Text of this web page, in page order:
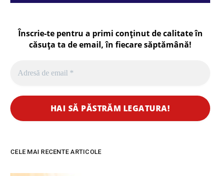
Înscrie-te pentru a primi conținut de calitate în
căsuța ta de email, în fiecaresăptămână!
CELE MAI RECENTE ARTICOLE